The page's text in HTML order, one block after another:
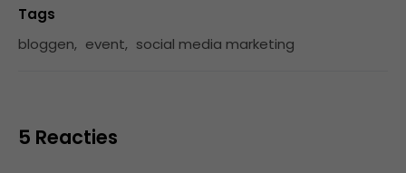
Tags
bloggen, event, social media marketing
5 Reacties